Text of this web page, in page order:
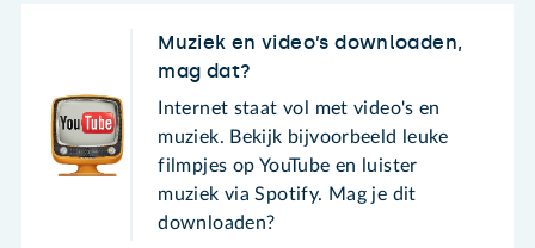
Muziek en video’s downloaden,
mag dat?
Internet staat vol met video's en
muziek. Bekijk bijvoorbeeld leuke
filmpjes op YouTube en luister
muziek via Spotify. Mag je dit
downloaden?